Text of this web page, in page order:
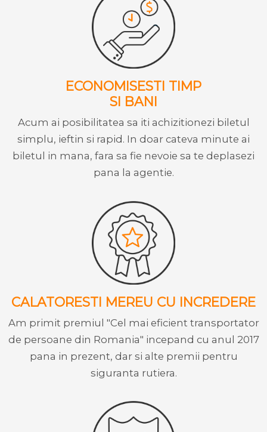
ECONOMISESTI TIMP
SI BANI
Acum ai posibilitatea sa iti achizitionezi biletul
simplu, ieftin si rapid. In doar cateva minute ai
biletul in mana, fara sa fie nevoie sa te deplasezi
pana la agentie.
CALATORESTI MEREU CU INCREDERE
Am primit premiul "Cel mai eficient transportator
de persoane din Romania" incepand cu anul 2017
pana in prezent, dar si alte premii pentru
siguranta rutiera.